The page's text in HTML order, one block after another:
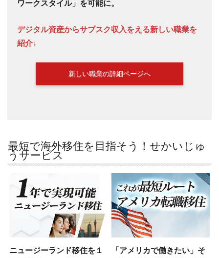
ワークスタイル」を可能に。
デジタル資産からサブスク収入をえる新しい職業を
紹介↓
新しい職業の詳細ページへ
最短で海外移住を目指そう！せかいじゅ
うサービス
ニュージーランド移住を１
「アメリカで働きたい」そ